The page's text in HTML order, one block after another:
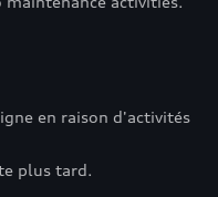
en raison d'activités
plus tard.